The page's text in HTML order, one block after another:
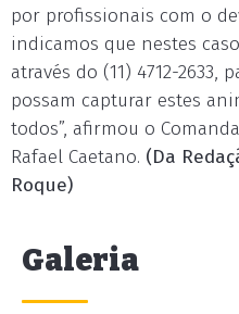
por profissionais com o
indicamos que nestes
através do (11) 4712-2633,
possam capturar estes
todos”, afirmou o
Rafael Caetano. (Da
Roque)
Galeria